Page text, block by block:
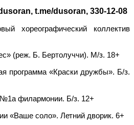
t.me/dusoran, 330-12-08
хореографический коллектив
(реж. Б. Бертолуччи). М/з. 18+
программа «Краски дружбы». Б/з.
филармонии. Б/з. 12+
«Ваше соло». Летний дворик. 6+